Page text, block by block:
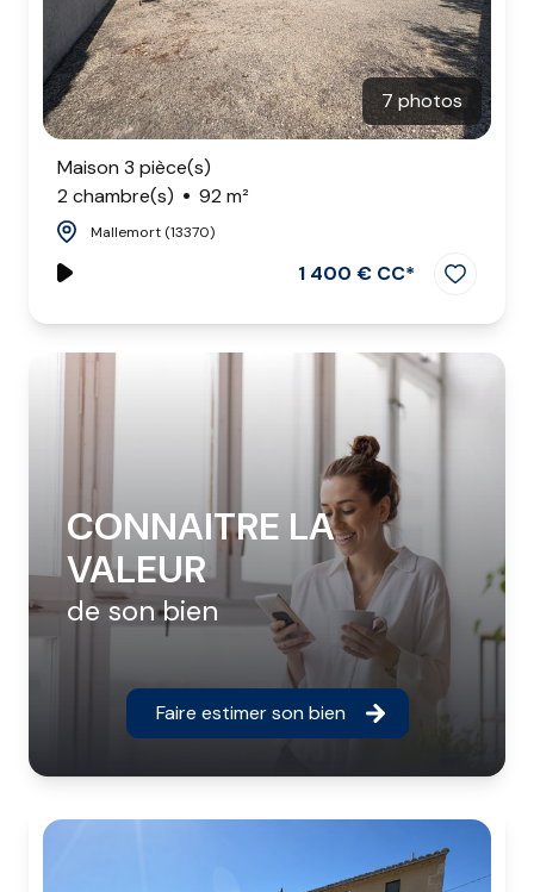
7 photos
Maison 3 pièce(s)
2 chambre(s)
92 m²
Mallemort (13370)
1 400 € CC*
CONNAITRE LA
VALEUR
de son bien
Faire estimer son bien